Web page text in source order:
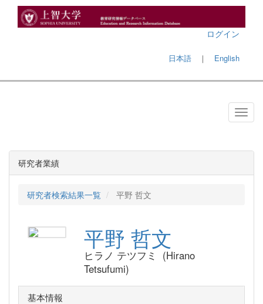
ログイン
日本語 ｜ English
研究者業績
研究者検索結果一覧 平野 哲文
平野 哲文
ヒラノ テツフミ (Hirano
Tetsufumi)
基本情報